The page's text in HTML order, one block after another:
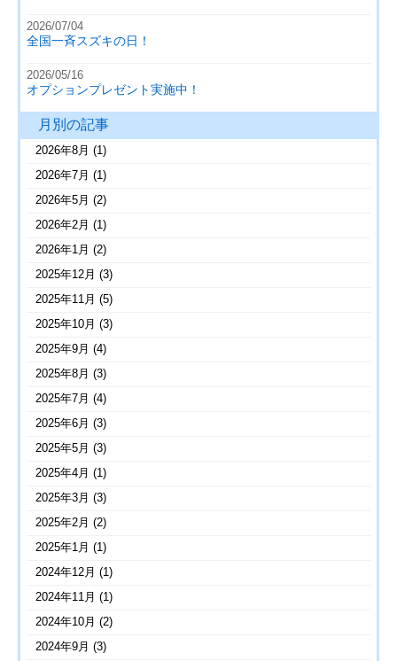
2026/07/04
全国一斉スズキの日！
2026/05/16
オプションプレゼント実施中！
月別の記事
2026年8月 (1)
2026年7月 (1)
2026年5月 (2)
2026年2月 (1)
2026年1月 (2)
2025年12月 (3)
2025年11月 (5)
2025年10月 (3)
2025年9月 (4)
2025年8月 (3)
2025年7月 (4)
2025年6月 (3)
2025年5月 (3)
2025年4月 (1)
2025年3月 (3)
2025年2月 (2)
2025年1月 (1)
2024年12月 (1)
2024年11月 (1)
2024年10月 (2)
2024年9月 (3)